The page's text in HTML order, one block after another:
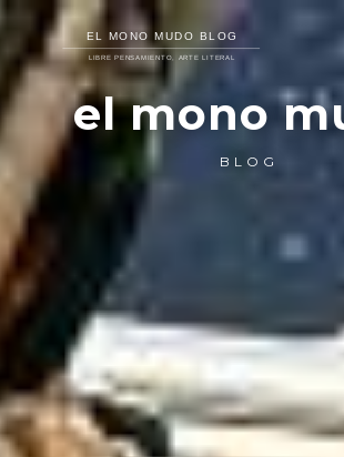
el mono
BLOG